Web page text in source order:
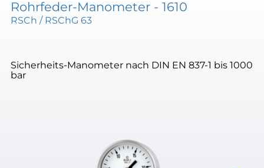
Rohrfeder-Manometer - 1610
RSCh / RSChG 63
Sicherheits-Manometer nach DIN EN 837-1 bis 1000
bar